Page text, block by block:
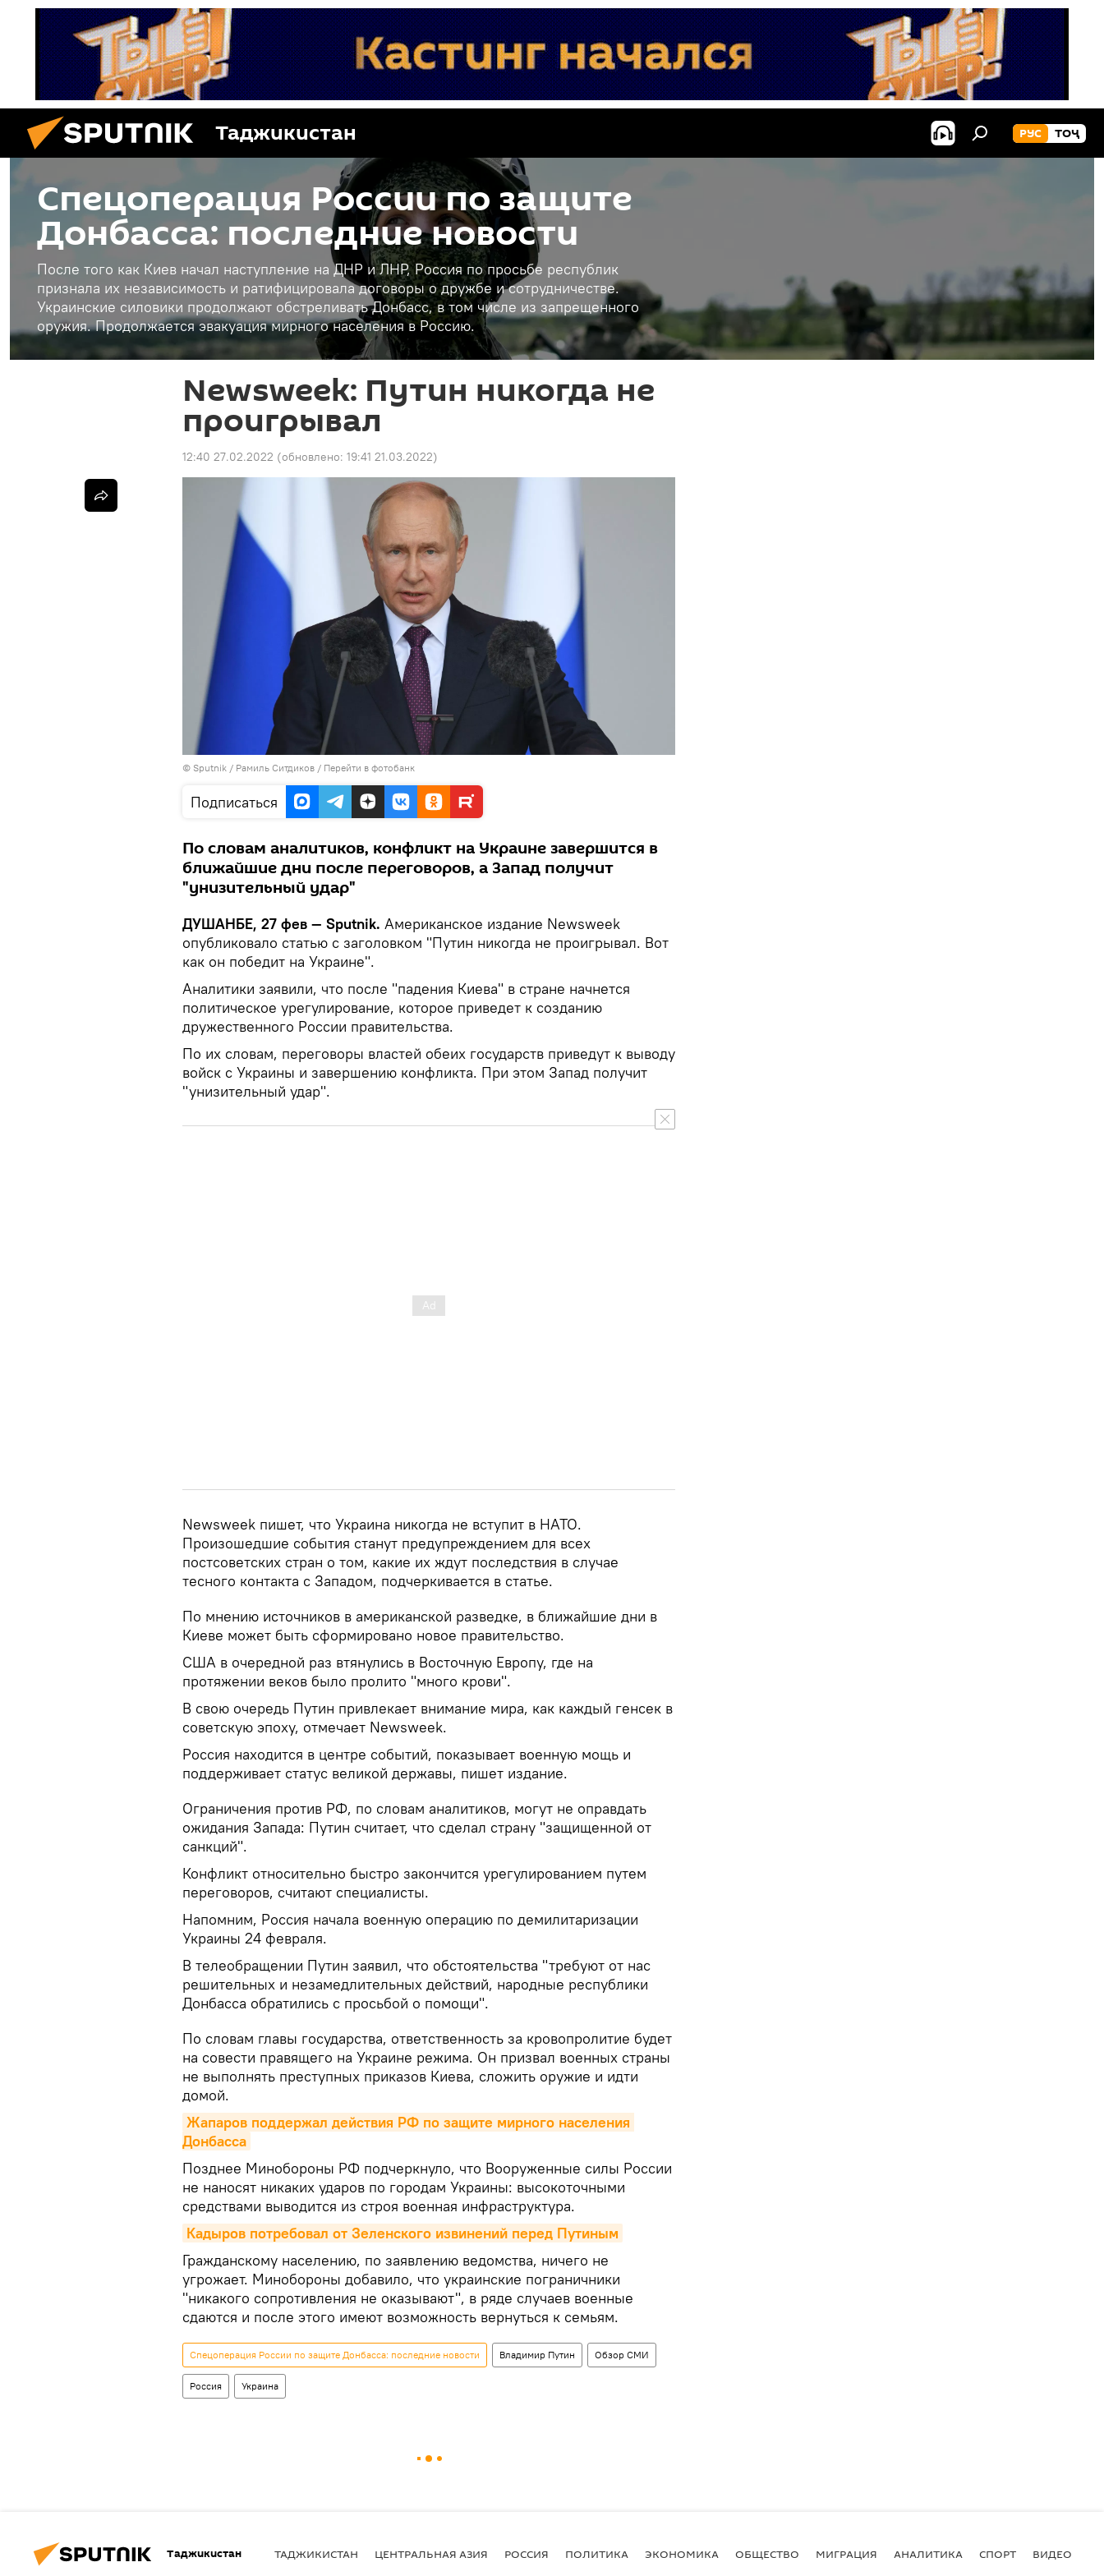
Таджикистан РУС ТОҶ
Спецоперация России по защите
Донбасса: последние новости
После того как Киев начал наступление на ДНР и ЛНР, Россия по просьбе республик
признала их независимость и ратифицировала договоры о дружбе и сотрудничестве.
Украинские силовики продолжают обстреливать Донбасс, в том числе из запрещенного
оружия. Продолжается эвакуация мирного населения в Россию.
Newsweek: Путин никогда не
проигрывал
12:40 27.02.2022 (обновлено: 19:41 21.03.2022)
© Sputnik / Рамиль Ситдиков / Перейти в фотобанк
Подписаться
По словам аналитиков, конфликт на Украине завершится в
ближайшие дни после переговоров, а Запад получит
"унизительный удар"
ДУШАНБЕ, 27 фев — Sputnik. Американское издание Newsweek
опубликовало статью с заголовком "Путин никогда не проигрывал. Вот
как он победит на Украине".
Аналитики заявили, что после "падения Киева" в стране начнется
политическое урегулирование, которое приведет к созданию
дружественного России правительства.
По их словам, переговоры властей обеих государств приведут к выводу
войск с Украины и завершению конфликта. При этом Запад получит
"унизительный удар".
Newsweek пишет, что Украина никогда не вступит в НАТО.
Произошедшие события станут предупреждением для всех
постсоветских стран о том, какие их ждут последствия в случае
тесного контакта с Западом, подчеркивается в статье.
По мнению источников в американской разведке, в ближайшие дни в
Киеве может быть сформировано новое правительство.
США в очередной раз втянулись в Восточную Европу, где на
протяжении веков было пролито "много крови".
В свою очередь Путин привлекает внимание мира, как каждый генсек в
советскую эпоху, отмечает Newsweek.
Россия находится в центре событий, показывает военную мощь и
поддерживает статус великой державы, пишет издание.
Ограничения против РФ, по словам аналитиков, могут не оправдать
ожидания Запада: Путин считает, что сделал страну "защищенной от
санкций".
Конфликт относительно быстро закончится урегулированием путем
переговоров, считают специалисты.
Напомним, Россия начала военную операцию по демилитаризации
Украины 24 февраля.
В телеобращении Путин заявил, что обстоятельства "требуют от нас
решительных и незамедлительных действий, народные республики
Донбасса обратились с просьбой о помощи".
По словам главы государства, ответственность за кровопролитие будет
на совести правящего на Украине режима. Он призвал военных страны
не выполнять преступных приказов Киева, сложить оружие и идти
домой.
Жапаров поддержал действия РФ по защите мирного населения
Донбасса
Позднее Минобороны РФ подчеркнуло, что Вооруженные силы России
не наносят никаких ударов по городам Украины: высокоточными
средствами выводится из строя военная инфраструктура.
Кадыров потребовал от Зеленского извинений перед Путиным
Гражданскому населению, по заявлению ведомства, ничего не
угрожает. Минобороны добавило, что украинские пограничники
"никакого сопротивления не оказывают", в ряде случаев военные
сдаются и после этого имеют возможность вернуться к семьям.
Спецоперация России по защите Донбасса: последние новости Владимир Путин Обзор СМИ
Россия Украина
Таджикистан ТАДЖИКИСТАН ЦЕНТРАЛЬНАЯ АЗИЯ РОССИЯ ПОЛИТИКА ЭКОНОМИКА ОБЩЕСТВО МИГРАЦИЯ АНАЛИТИКА СПОРТ ВИДЕО